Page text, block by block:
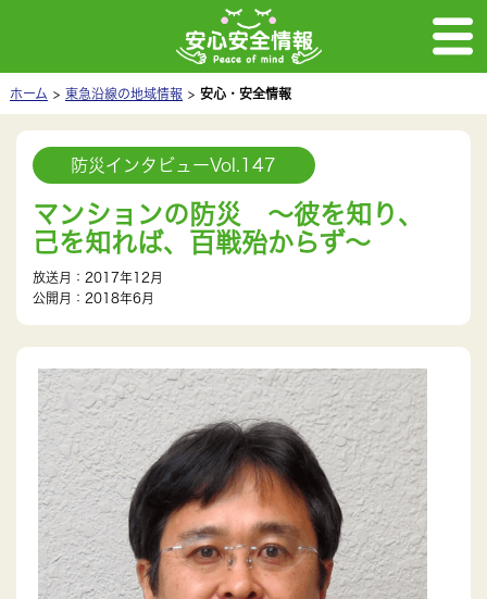
ホーム 東急沿線の地域情報 安心・安全情報
防災インタビューVol.147
マンションの防災 ～彼を知り、
己を知れば、百戦殆からず～
放送月：2017年12月
公開月：2018年6月